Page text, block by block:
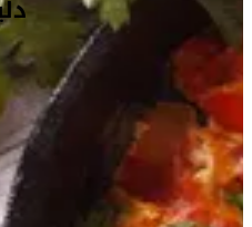
أفكار السفر
معلومات السفر
المعلومات الخاصة